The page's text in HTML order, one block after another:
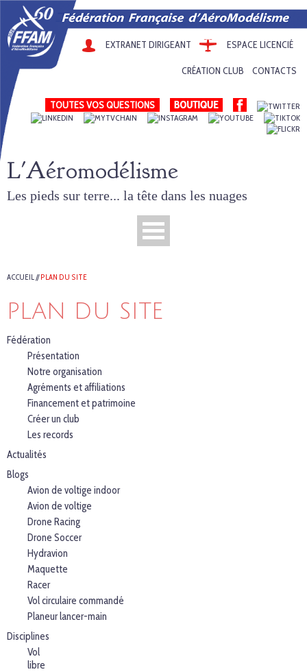
EXTRANET DIRIGEANT ESPACE LICENCIÉ
CRÉATION CLUB CONTACTS
TOUTES VOS QUESTIONS
L'Aéromodélisme
Les pieds sur terre... la tête dans les nuages
ACCUEIL//PLAN DU SITE
PLAN DU SITE
Fédération
Présentation
Notre organisation
Agréments et affiliations
Financement et patrimoine
Créer un club
Les records
Actualités
Blogs
Avion de voltige indoor
Avion de voltige
Drone Racing
Drone Soccer
Hydravion
Maquette
Racer
Vol circulaire commandé
Planeur lancer-main
Disciplines
Vol
libre